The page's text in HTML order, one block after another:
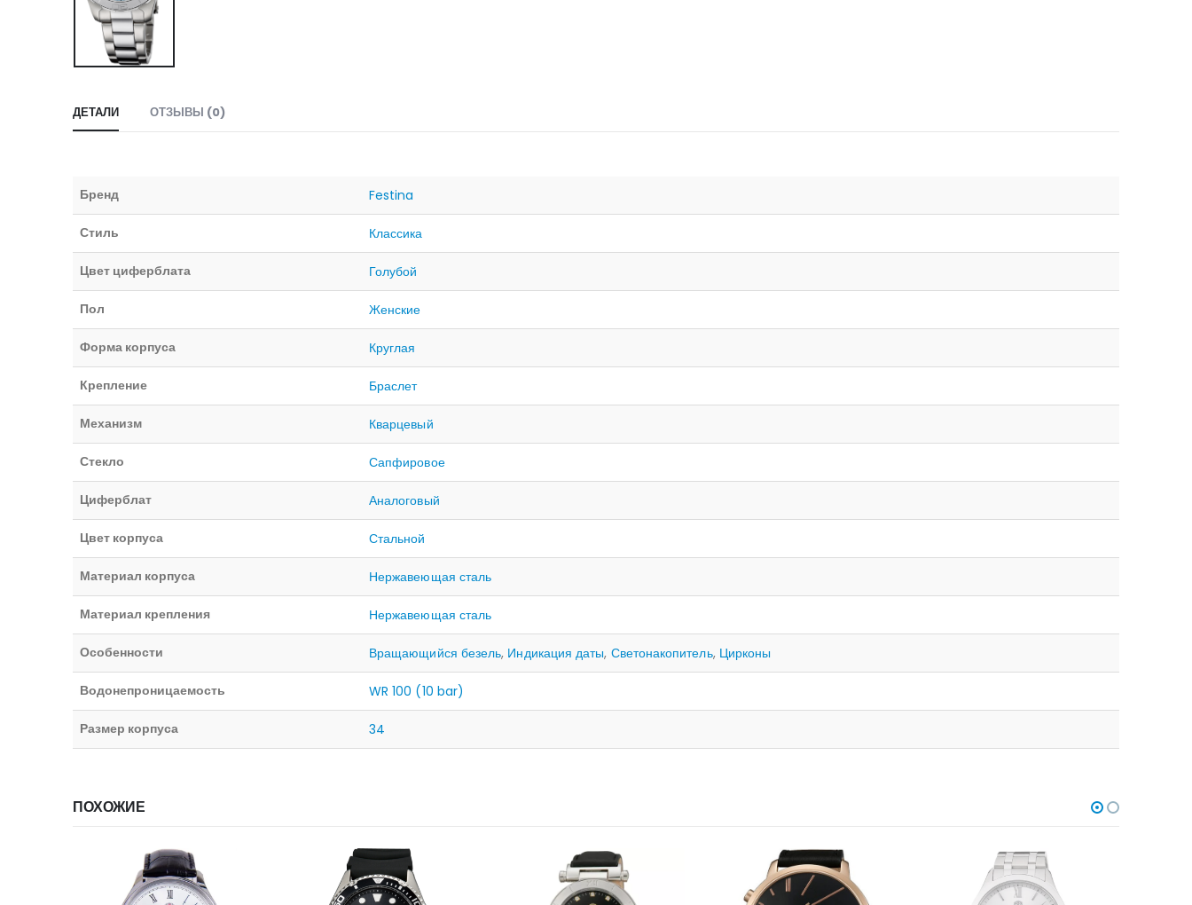
ДЕТАЛИ ОТЗЫВЫ (0)
Бренд Festina
Стиль Классика
Цвет циферблата Голубой
Пол Женские
Форма корпуса Круглая
Крепление Браслет
Механизм Кварцевый
Стекло Сапфировое
Циферблат Аналоговый
Цвет корпуса Стальной
Материал корпуса Нержавеющая сталь
Материал крепления Нержавеющая сталь
Особенности Вращающийся безель, Индикация даты, Светонакопитель, Цирконы
Водонепроницаемость WR 100 (10 bar)
Размер корпуса 34
ПОХОЖИЕ
НЕТ В НАЛИЧИИ